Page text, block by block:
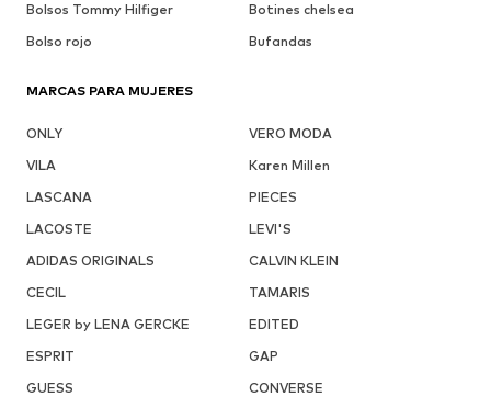
Bolsos Tommy Hilfiger
Botines chelsea
Bolso rojo
Bufandas
MARCAS PARA MUJERES
ONLY
VERO MODA
VILA
Karen Millen
LASCANA
PIECES
LACOSTE
LEVI'S
ADIDAS ORIGINALS
CALVIN KLEIN
CECIL
TAMARIS
LEGER by LENA GERCKE
EDITED
ESPRIT
GAP
GUESS
CONVERSE